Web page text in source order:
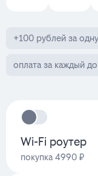
+100 рублей за
оплата за каждый
Wi-Fi роутер
покупка 4990 ₽